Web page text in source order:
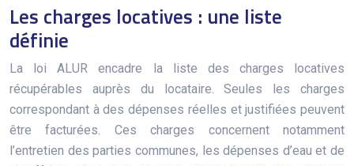
Les charges locatives : une liste
définie
La loi ALUR encadre la liste des charges locatives
récupérables auprès du locataire. Seules les charges
correspondant à des dépenses réelles et justifiées peuvent
être facturées. Ces charges concernent notamment
l’entretien des parties communes, les dépenses d’eau et de